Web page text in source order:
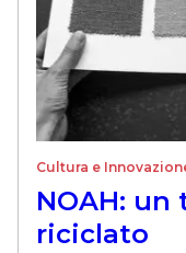
Cultura e
NOAH: un
riciclato